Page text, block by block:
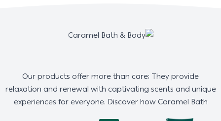
Our products offer more than care; They provide
relaxation and renewal with captivating scents and unique
experiences for everyone. Discover how Caramel Bath